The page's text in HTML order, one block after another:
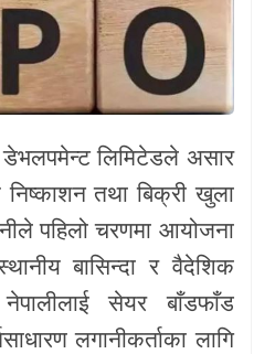
डेभलपमेन्ट लिमिटेडले असार
तथा बिक्री खुला
पहिलो चरणमा आयोजना
बासिन्दा र वैदेशिक
नेपालीलाई सेयर बाँडफाँड
लगानीकर्ताका लागि